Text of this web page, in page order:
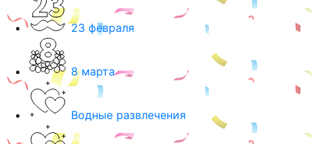
23 февраля
8 марта
Водные развлечения